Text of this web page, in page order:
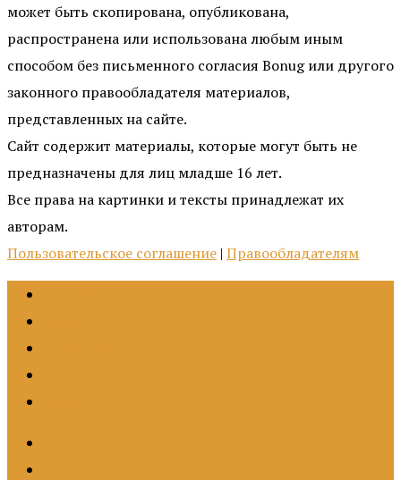
может быть скопирована, опубликована,
распространена или использована любым иным
способом без письменного согласия Bonug или другого
законного правообладателя материалов,
представленных на сайте.
Сайт содержит материалы, которые могут быть не
предназначены для лиц младше 16 лет.
Все права на картинки и тексты принадлежат их
авторам.
Пользовательское соглашение | Правообладателям